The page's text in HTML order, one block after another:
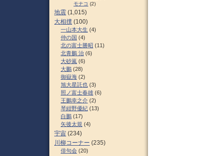
モナコ (2)
地震 (1,015)
大相撲 (100)
一山本大生 (4)
仲の国 (4)
北の富士勝昭 (11)
北青鵬 治 (6)
大砂嵐 (6)
大鵬 (28)
御嶽海 (2)
旭大星託也 (3)
照ノ富士春雄 (6)
王鵬幸之介 (2)
琴紺野優紀 (13)
白鵬 (17)
矢後太規 (4)
宇宙 (234)
川柳コーナー (235)
俳句会 (20)